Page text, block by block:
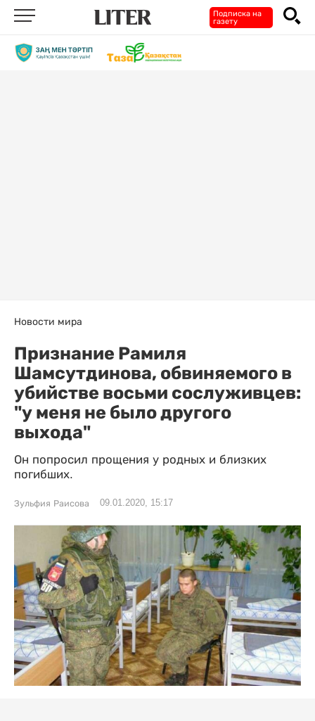
Подписка на
газету
Новости мира
Признание Рамиля
Шамсутдинова, обвиняемого в
убийстве восьми сослуживцев:
"у меня не было другого
выхода"
Он попросил прощения у родных и близких
погибших.
Зульфия Раисова 09.01.2020, 15:17